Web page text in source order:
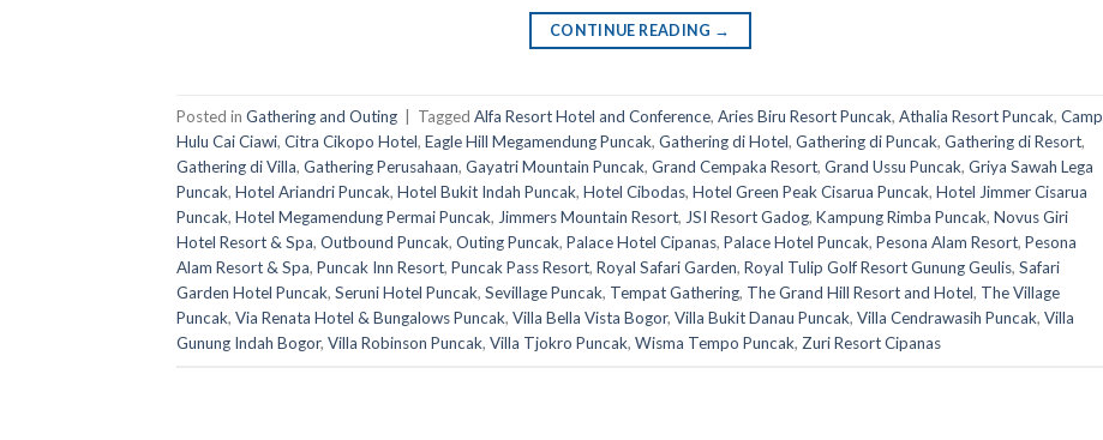
CONTINUE READING →
Posted in Gathering and Outing Tagged Alfa Resort Hotel and Conference, Aries Biru Resort Puncak, Athalia Resort Puncak, Camp
Hulu Cai Ciawi, Citra Cikopo Hotel, Eagle Hill Megamendung Puncak, Gathering di Hotel, Gathering di Puncak, Gathering di Resort,
Gathering di Villa, Gathering Perusahaan, Gayatri Mountain Puncak, Grand Cempaka Resort, Grand Ussu Puncak, Griya Sawah Lega
Puncak, Hotel Ariandri Puncak, Hotel Bukit Indah Puncak, Hotel Cibodas, Hotel Green Peak Cisarua Puncak, Hotel Jimmer Cisarua
Puncak, Hotel Megamendung Permai Puncak, Jimmers Mountain Resort, JSI Resort Gadog, Kampung Rimba Puncak, Novus Giri
Hotel Resort & Spa, Outbound Puncak, Outing Puncak, Palace Hotel Cipanas, Palace Hotel Puncak, Pesona Alam Resort, Pesona
Alam Resort & Spa, Puncak Inn Resort, Puncak Pass Resort, Royal Safari Garden, Royal Tulip Golf Resort Gunung Geulis, Safari
Garden Hotel Puncak, Seruni Hotel Puncak, Sevillage Puncak, Tempat Gathering, The Grand Hill Resort and Hotel, The Village
Puncak, Via Renata Hotel & Bungalows Puncak, Villa Bella Vista Bogor, Villa Bukit Danau Puncak, Villa Cendrawasih Puncak, Villa
Gunung Indah Bogor, Villa Robinson Puncak, Villa Tjokro Puncak, Wisma Tempo Puncak, Zuri Resort Cipanas